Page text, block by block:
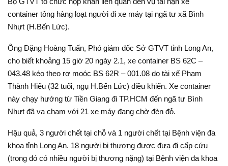
container tông hàng loạt người đi xe máy tại ngã tư xã Bình
Nhựt (H.Bến Lức).
Ông Đặng Hoàng Tuấn, Phó giám đốc Sở GTVT tỉnh Long An,
cho biết khoảng 15 giờ 20 ngày 2.1, xe container BS 62C –
043.48 kéo theo rơ moóc BS 62R – 001.08 do tài xế Phạm
Thành Hiếu (32 tuổi, ngụ H.Bến Lức) điều khiển. Xe container
này chạy hướng từ Tiền Giang đi TP.HCM đến ngã tư Bình
Nhựt đã va chạm với 21 xe máy đang chờ đèn đỏ.
Hậu quả, 3 người chết tại chỗ và 1 người chết tại Bệnh viện đa
khoa tỉnh Long An. 18 người bị thương được đưa đi cấp cứu
(trong đó có nhiều người bị thương nặng) tại Bệnh viện đa khoa